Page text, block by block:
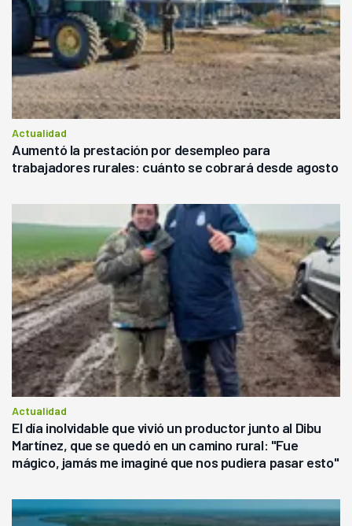
Actualidad
Aumentó la prestación por desempleo para
trabajadores rurales: cuánto se cobrará desde agosto
Actualidad
El día inolvidable que vivió un productor junto al Dibu
Martínez, que se quedó en un camino rural: "Fue
mágico, jamás me imaginé que nos pudiera pasar esto"